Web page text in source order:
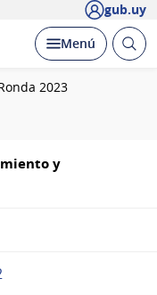
gub.uy
Desplegar
Menú Abrir
2023
y